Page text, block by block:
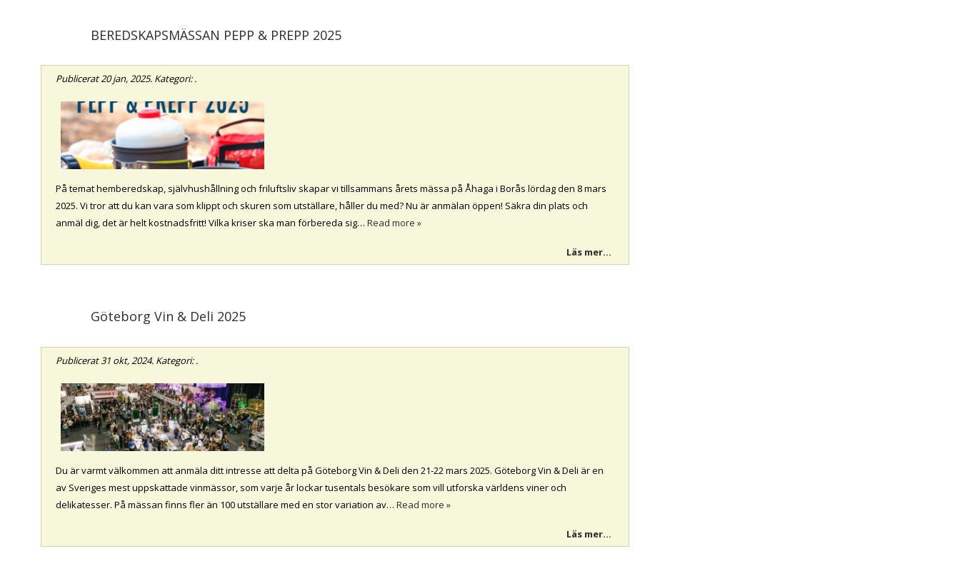
BEREDSKAPSMÄSSAN PEPP & PREPP 2025
Publicerat20 jan, 2025. Kategori: .
På temat hemberedskap, självhushållning och friluftsliv skapar vi tillsammans årets mässa på Åhaga i Borås lördag den 8 mars
2025. Vi tror att du kan vara som klippt och skuren som utställare, håller du med? Nu är anmälan öppen! Säkra din plats och
anmäl dig, det är helt kostnadsfritt! Vilka kriser ska man förbereda sig… Read more »
Läs mer...
Göteborg Vin & Deli 2025
Publicerat31 okt, 2024. Kategori: .
Du är varmt välkommen att anmäla ditt intresse att delta på Göteborg Vin & Deli den 21-22 mars 2025. Göteborg Vin & Deli är en
av Sveriges mest uppskattade vinmässor, som varje år lockar tusentals besökare som vill utforska världens viner och
delikatesser. På mässan finns fler än 100 utställare med en stor variation av… Read more »
Läs mer...